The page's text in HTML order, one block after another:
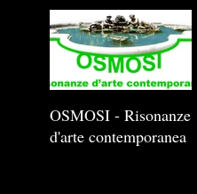
OSMOSI - Risonanze
d'arte contemporanea